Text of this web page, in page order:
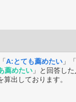
A:とても薦めたい 」「
薦めたい 」と回答し
出しております。